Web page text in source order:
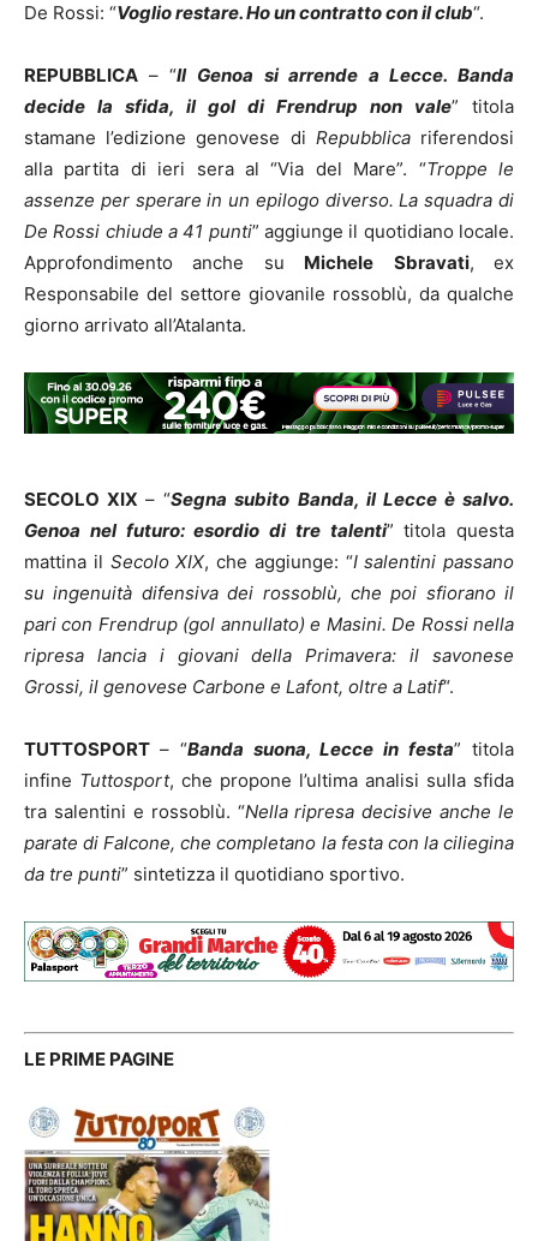
De Rossi: “Voglio restare. Ho un contratto con il club“.
REPUBBLICA – “Il Genoa si arrende a Lecce. Banda
decide la sfida, il gol di Frendrup non vale” titola
stamane l’edizione genovese di Repubblica riferendosi
alla partita di ieri sera al “Via del Mare”. “Troppe le
assenze per sperare in un epilogo diverso. La squadra di
De Rossi chiude a 41 punti” aggiunge il quotidiano locale.
Approfondimento anche su Michele Sbravati, ex
Responsabile del settore giovanile rossoblù, da qualche
giorno arrivato all’Atalanta.
SECOLO XIX– “Segna subito Banda, il Lecce è salvo.
Genoa nel futuro: esordio di tre talenti” titola questa
mattina il Secolo XIX, che aggiunge: “I salentini passano
su ingenuità difensiva dei rossoblù, che poi sfiorano il
pari con Frendrup (gol annullato) e Masini. De Rossi nella
ripresa lancia i giovani della Primavera: il savonese
Grossi, il genovese Carbone e Lafont, oltre a Latif“.
TUTTOSPORT – “Banda suona, Lecce in festa” titola
infine Tuttosport, che propone l’ultima analisi sulla sfida
tra salentini e rossoblù. “Nella ripresa decisive anche le
parate di Falcone, che completano la festa con la ciliegina
da tre punti” sintetizza il quotidiano sportivo.
LE PRIME PAGINE